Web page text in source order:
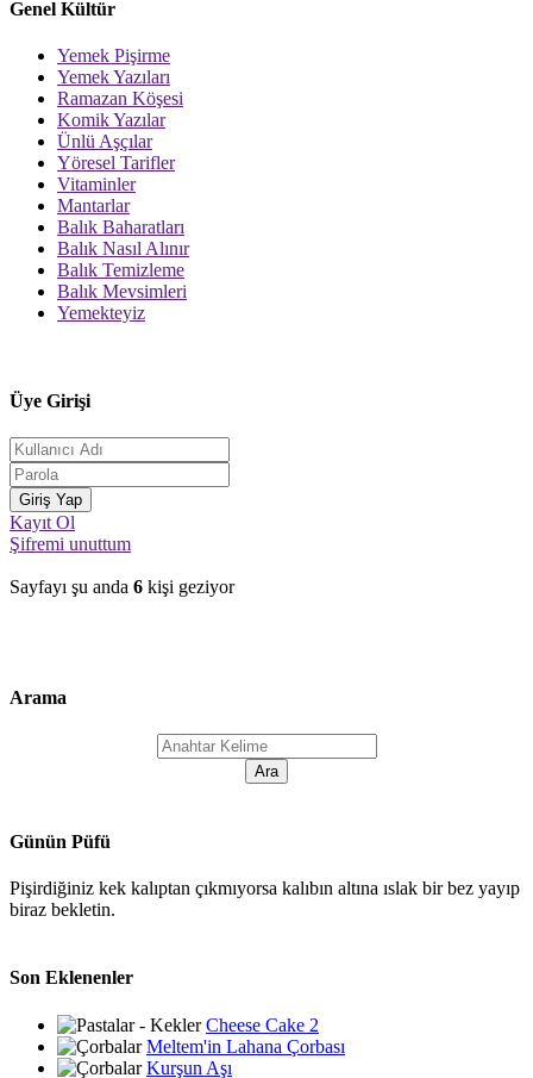
Genel Kültür
Yemek Pişirme
Yemek Yazıları
Ramazan Köşesi
Komik Yazılar
Ünlü Aşçılar
Yöresel Tarifler
Vitaminler
Mantarlar
Balık Baharatları
Balık Nasıl Alınır
Balık Temizleme
Balık Mevsimleri
Yemekteyiz
Üye Girişi
Kayıt Ol
Şifremi unuttum
Sayfayı şu anda 6 kişi geziyor
Arama
Günün Püfü
Pişirdiğiniz kek kalıptan çıkmıyorsa kalıbın altına ıslak bir bez yayıp
biraz bekletin.
Son Eklenenler
Cheese Cake 2
Meltem'in Lahana Çorbası
Kurşun Aşı